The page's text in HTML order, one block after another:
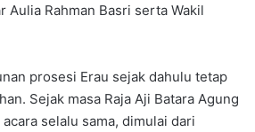
Aulia Rahman Basri serta Wakil
prosesi Erau sejak dahulu tetap
Sejak masa Raja Aji Batara Agung
selalu sama, dimulai dari